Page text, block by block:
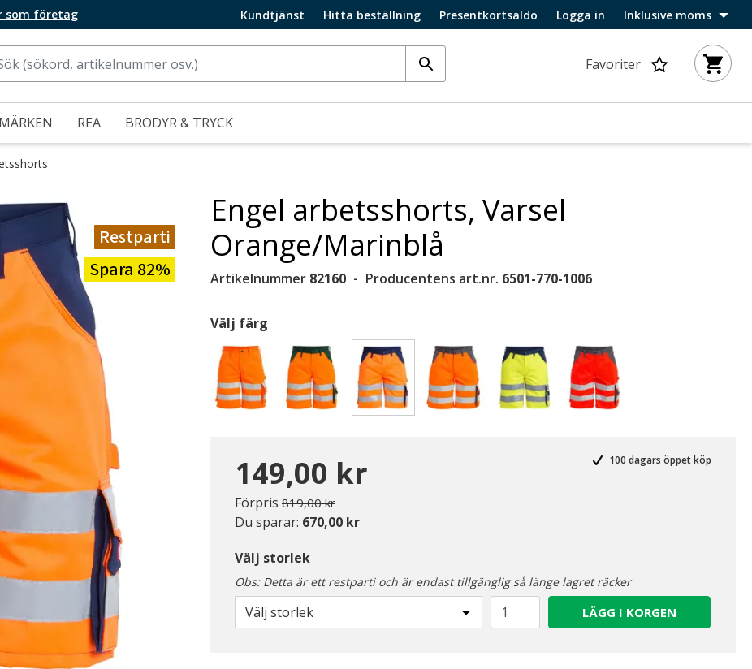
som företag Kundtjänst Hitta beställning Presentkortsaldo Logga in Inklusive moms
Favoriter
MÄRKEN REA BRODYR & TRYCK
Restparti
Spara 82%
Engel arbetsshorts, Varsel
Orange/Marinblå
Artikelnummer 82160 Producentens art.nr. 6501-770-1006
Välj färg
149,00 kr
Förpris Pris nedsatt från
819,00 krtill
Du sparar: 670,00 kr
100 dagars öppet köp
Välj storlek
Obs: Detta är ett restparti och är endast tillgänglig så länge lagret räcker
Välj storlek LÄGG I KORGEN